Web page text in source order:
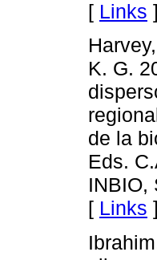
[ Links ]
K. G.
de la
Eds.
INBIO,
[ Links ]